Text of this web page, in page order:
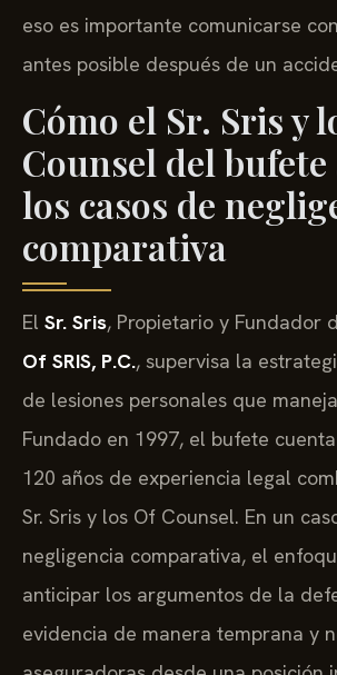
eso es importante comunicarse
antes posible después de un
Cómo el Sr. Sris y
Counsel del
los casos de
comparativa
El Sr. Sris, Propietario y Fundador
Of SRIS, P.C., supervisa la
de lesiones personales que
Fundado en 1997, el bufete
120 años de experiencia legal
Sr. Sris y los Of Counsel. En un
negligencia comparativa, el
anticipar los argumentos de la
evidencia de manera temprana y